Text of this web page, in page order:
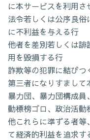
に本サービスを利用さ
法令若しくは公序良
に不利益を与える行
他者を差別若しくは
用を毀損する行
詐欺等の犯罪に結び
第三者になりすまし
暴力団、暴力団構成
動標榜ゴロ、政治活動
他これらに準ずる者等
て経済的利益を追求